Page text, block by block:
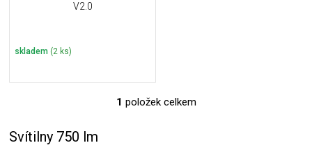
V2.0
skladem (2 ks)
O
1 položek celkem
Svítilny 750 lm